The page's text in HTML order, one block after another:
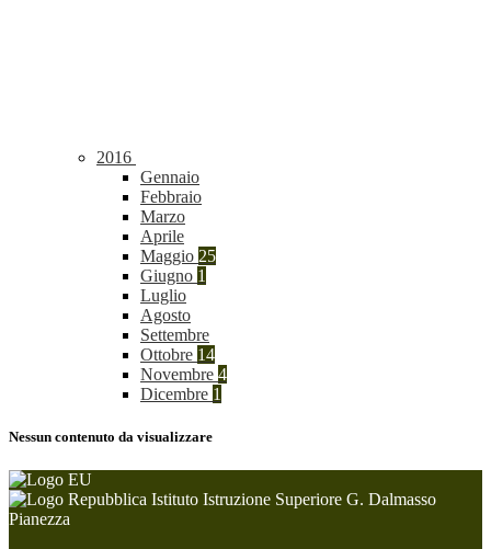
2016
Gennaio
Febbraio
Marzo
Aprile
Maggio 25
Giugno 1
Luglio
Agosto
Settembre
Ottobre 14
Novembre 4
Dicembre 1
Nessun contenuto da visualizzare
Istituto Istruzione Superiore G. Dalmasso
Pianezza